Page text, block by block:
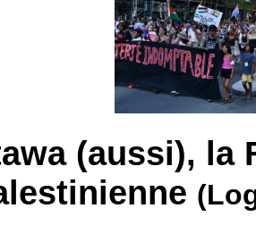
(aussi), la